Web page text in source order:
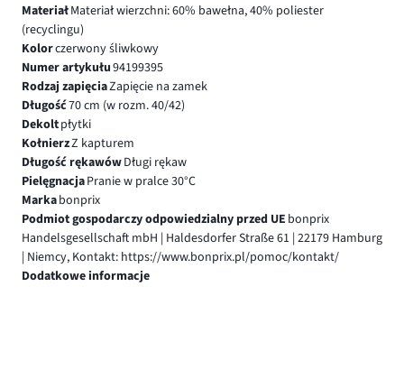
MateriałMateriał wierzchni: 60% bawełna, 40% poliester
(recyclingu)
Kolorczerwony śliwkowy
Numer artykułu94199395
Rodzaj zapięciaZapięcie na zamek
Długość70 cm (w rozm. 40/42)
Dekoltpłytki
KołnierzZ kapturem
Długość rękawówDługi rękaw
PielęgnacjaPranie w pralce 30°C
Markabonprix
Podmiot gospodarczy odpowiedzialny przed UE bonprix
Handelsgesellschaft mbH | Haldesdorfer Straße 61 | 22179 Hamburg
| Niemcy, Kontakt: https://www.bonprix.pl/pomoc/kontakt/
Dodatkowe informacje